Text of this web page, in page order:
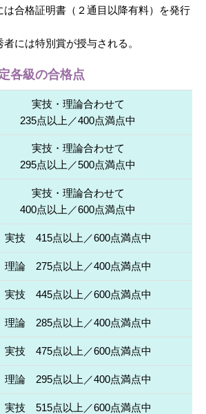
は合格証明書（２通目以降有料）を発行
には特別賞が授与される。
各級の合格点
実技・理論合わせて
235点以上／400点満点中
実技・理論合わせて
295点以上／500点満点中
実技・理論合わせて
400点以上／600点満点中
実技 415点以上／600点満点中
理論 275点以上／400点満点中
実技 445点以上／600点満点中
理論 285点以上／400点満点中
実技 475点以上／600点満点中
理論 295点以上／400点満点中
実技 515点以上／600点満点中